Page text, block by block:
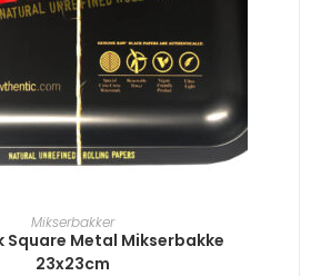
TILFØJ TIL KURV
Mikserbakker
Square Metal Mikserbakke
23x23cm